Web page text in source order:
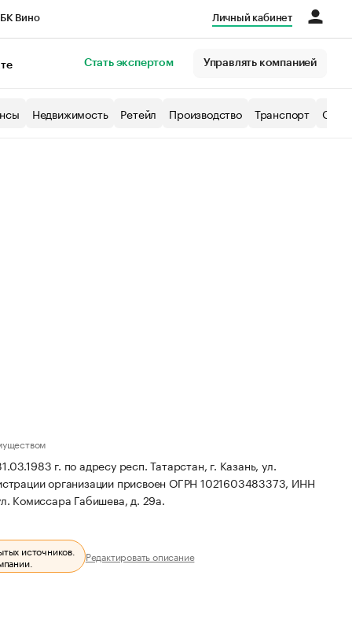
Вино Личный кабинет
Стать экспертом Управлять компанией
Недвижимость Ретейл Производство Транспорт
г. по адресу респ. Татарстан, г. Казань, ул.
организации присвоен ОГРН 1021603483373, ИНН
Комиссара Габишева, д. 29а.
источников. Редактировать описание